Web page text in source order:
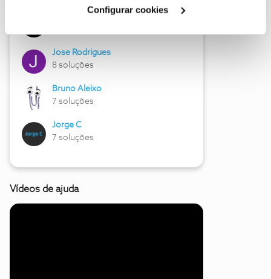
Configurar cookies
Jose Rodrigues
8 soluções
Bruno Aleixo
7 soluções
Jorge C
7 soluções
Vídeos de ajuda